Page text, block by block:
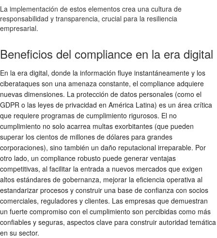
La implementación de estos elementos crea una cultura de
responsabilidad y transparencia, crucial para la resiliencia
empresarial.
Beneficios del compliance en la era digital
En la era digital, donde la información fluye instantáneamente y los
ciberataques son una amenaza constante, el compliance adquiere
nuevas dimensiones. La protección de datos personales (como el
GDPR o las leyes de privacidad en América Latina) es un área crítica
que requiere programas de cumplimiento rigurosos. El no
cumplimiento no solo acarrea multas exorbitantes (que pueden
superar los cientos de millones de dólares para grandes
corporaciones), sino también un daño reputacional irreparable. Por
otro lado, un compliance robusto puede generar ventajas
competitivas, al facilitar la entrada a nuevos mercados que exigen
altos estándares de gobernanza, mejorar la eficiencia operativa al
estandarizar procesos y construir una base de confianza con socios
comerciales, reguladores y clientes. Las empresas que demuestran
un fuerte compromiso con el cumplimiento son percibidas como más
confiables y seguras, aspectos clave para construir autoridad temática
en su sector.